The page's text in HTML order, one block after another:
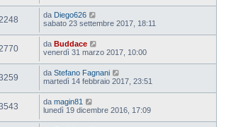
da Diego626
sabato 23 settembre 2017, 18:11
da Buddace
venerdì 31 marzo 2017, 10:00
da Stefano Fagnani
martedì 14 febbraio 2017, 23:51
da magin81
lunedì 19 dicembre 2016, 17:09